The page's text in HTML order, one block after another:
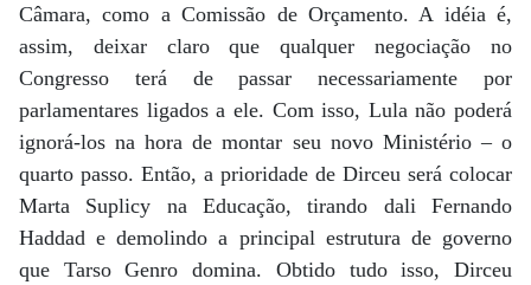
Câmara, como a Comissão de Orçamento. A idéia é,
assim, deixar claro que qualquer negociação no
Congresso terá de passar necessariamente por
parlamentares ligados a ele. Com isso, Lula não poderá
ignorá-los na hora de montar seu novo Ministério – o
quarto passo. Então, a prioridade de Dirceu será colocar
Marta Suplicy na Educação, tirando dali Fernando
Haddad e demolindo a principal estrutura de governo
que Tarso Genro domina. Obtido tudo isso, Dirceu